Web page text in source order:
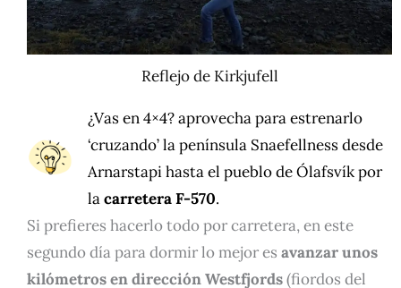
Reflejo de Kirkjufell
¿Vas en 4×4? aprovecha para estrenarlo
‘cruzando’ la península Snaefellness desde
Arnarstapi hasta el pueblo de Ólafsvík por
lacarretera F-570.
Si prefieres hacerlo todo por carretera, en este
segundo día para dormir lo mejor es avanzar unos
kilómetros en dirección Westfjords(fiordos del